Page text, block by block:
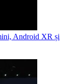
Android XR și